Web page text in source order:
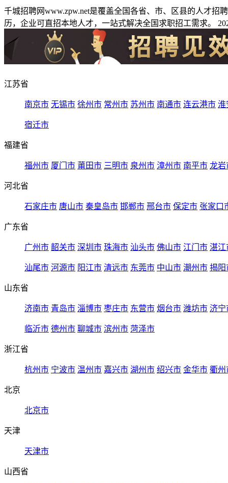
千城招聘网www.zpw.net是覆盖全国各省、市、区县的人才
历，企业可直招本地人才，一站式解决全国求职招工需求。
江苏省
南京市 无锡市 徐州市 常州市 苏州市 南通市 连云港市 淮
宿迁市
福建省
福州市 厦门市 莆田市 三明市 泉州市 漳州市 南平市 龙岩
河北省
石家庄市 唐山市 秦皇岛市 邯郸市 邢台市 保定市 张家口
广东省
广州市 韶关市 深圳市 珠海市 汕头市 佛山市 江门市 湛江
汕尾市 河源市 阳江市 清远市 东莞市 中山市 潮州市 揭阳
山东省
济南市 青岛市 淄博市 枣庄市 东营市 烟台市 潍坊市 济宁
临沂市 德州市 聊城市 滨州市 菏泽市
浙江省
杭州市 宁波市 温州市 嘉兴市 湖州市 绍兴市 金华市 衢州
北京
北京市
天津
天津市
山西省